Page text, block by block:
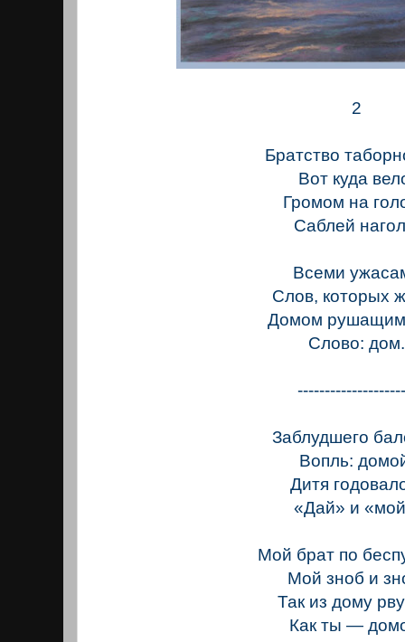
2
Братство
Вот куда
Громом на
Саблей
Всеми
Слов, которых
Домом
Слово: дом.
Заблудшего
Вопль:
Дитя
«Дай» и
Мой брат по
Мой зноб и
Так из дому
Как ты —